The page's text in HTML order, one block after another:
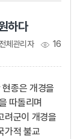
하다
전체관리자 16
종은 개경을
따돌리며
려군이 개경을
가적 불교